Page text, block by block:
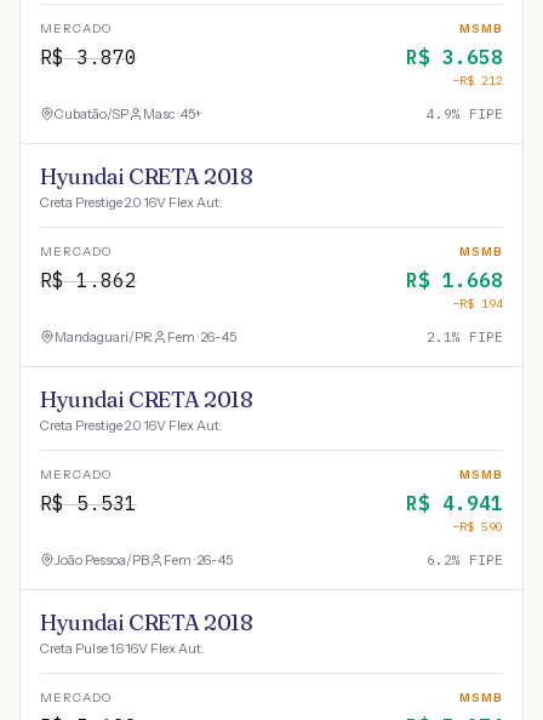
MERCADO
R$3.870
MSMB
R$ 3.658
−R$ 212
Cubatão/SP Masc · 45+ 4.9% FIPE
Hyundai CRETA 2018
Creta Prestige 2.0 16V Flex Aut.
MERCADO
R$1.862
MSMB
R$ 1.668
−R$ 194
Mandaguari/PR Fem · 26-45 2.1% FIPE
Hyundai CRETA 2018
Creta Prestige 2.0 16V Flex Aut.
MERCADO
R$5.531
MSMB
R$ 4.941
−R$ 590
João Pessoa/PB Fem · 26-45 6.2% FIPE
Hyundai CRETA 2018
Creta Pulse 1.6 16V Flex Aut.
MERCADO MSMB